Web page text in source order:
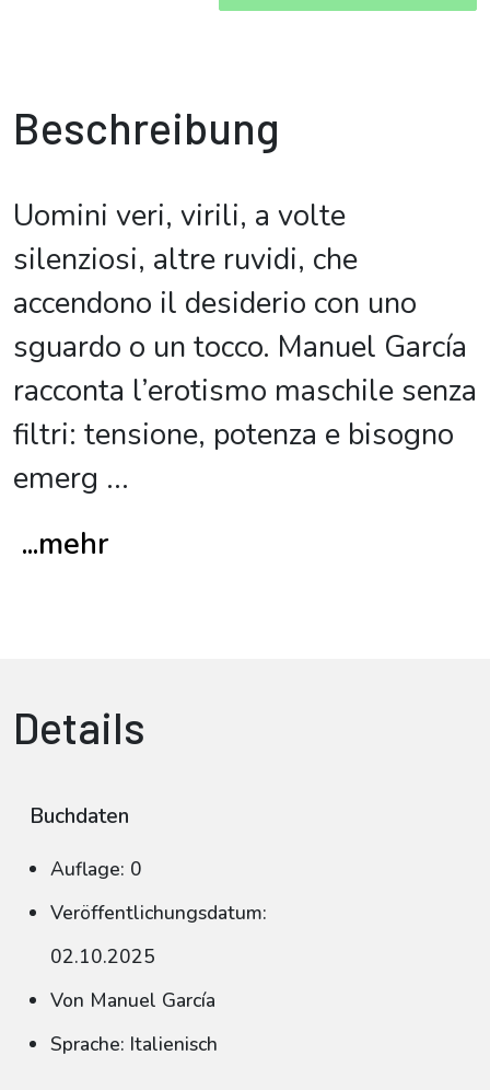
Beschreibung
Uomini veri, virili, a volte
silenziosi, altre ruvidi, che
accendono il desiderio con uno
sguardo o un tocco. Manuel García
racconta l’erotismo maschile senza
filtri: tensione, potenza e bisogno
emerg ...
...mehr
Details
Buchdaten
Auflage: 0
Veröffentlichungsdatum:
02.10.2025
Von Manuel García
Sprache: Italienisch